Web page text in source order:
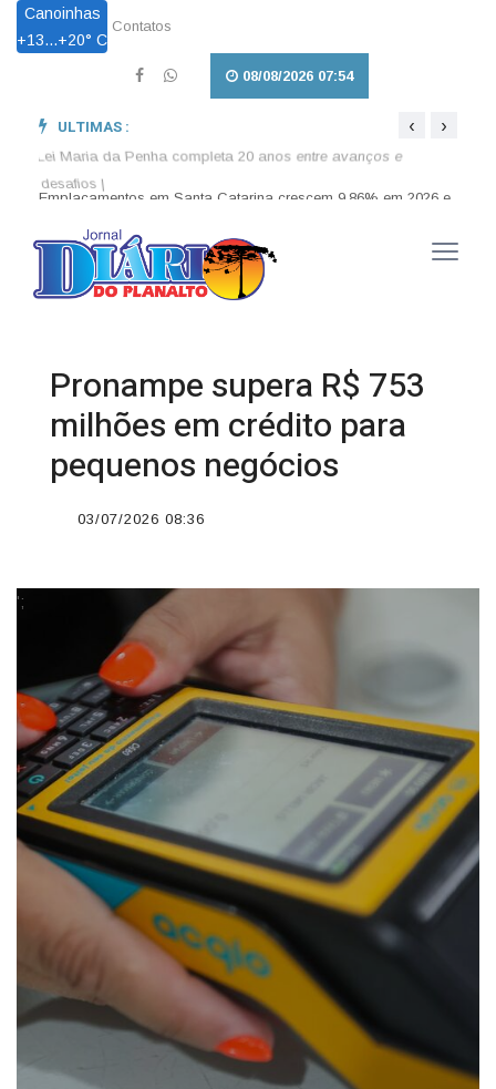
Canoinhas
+13...+20° C
Contatos
08/08/2026 07:54
ULTIMAS :
Lei Maria da Penha completa 20 anos entre avanços e
desafios |
‹ ›
Pronampe supera R$ 753
milhões em crédito para
pequenos negócios
03/07/2026 08:36
';